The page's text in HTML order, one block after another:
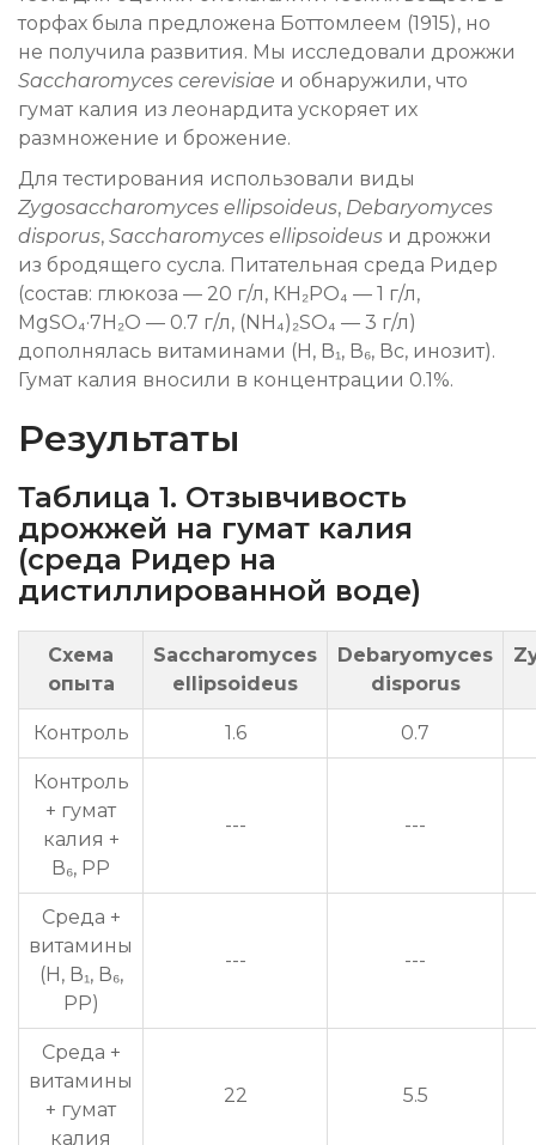
торфах была предложена Боттомлеем (1915), но
не получила развития. Мы исследовали дрожжи
Saccharomyces cerevisiae и обнаружили, что
гумат калия из леонардита ускоряет их
размножение и брожение.
Для тестирования использовали виды
Zygosaccharomyces ellipsoideus, Debaryomyces
disporus, Saccharomyces ellipsoideus и дрожжи
из бродящего сусла. Питательная среда Ридер
(состав: глюкоза — 20 г/л, КН₂РО₄ — 1 г/л,
MgSO₄·7H₂O — 0.7 г/л, (NH₄)₂SO₄ — 3 г/л)
дополнялась витаминами (Н, В₁, В₆, Вс, инозит).
Гумат калия вносили в концентрации 0.1%.
Результаты
Таблица 1. Отзывчивость
дрожжей на гумат калия
(среда Ридер на
дистиллированной воде)
Схема
опыта
Saccharomyces
ellipsoideus
Debaryomyces
disporus
Контроль 1.6 0.7
Контроль
+ гумат
калия +
В₆, РР
--- ---
Среда +
витамины
(Н, В₁, В₆,
РР)
--- ---
Среда +
витамины
+ гумат
калия
22 5.5